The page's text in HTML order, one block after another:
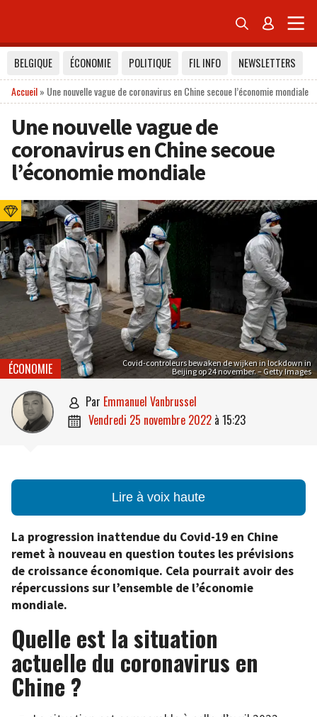
 
BELGIQUE ÉCONOMIE POLITIQUE FIL INFO
NEWSLETTERS
Accueil» Une nouvelle vague de coronavirus en Chine secoue l’économie mondiale
Une nouvelle vague de
coronavirus en Chine secoue
l’économie mondiale
Covid-controleurs bewaken de wijken in lockdown in
Beijing op 24 november. – Getty Images
ÉCONOMIE
 par Emmanuel Vanbrussel
 vendredi 25 novembre 2022 à 15:23
Lire à voix haute
La progression inattendue du Covid-19 en Chine
remet à nouveau en question toutes les prévisions
de croissance économique. Cela pourrait avoir des
répercussions sur l’ensemble de l’économie
mondiale.
Quelle est la situation
actuelle du coronavirus en
Chine ?